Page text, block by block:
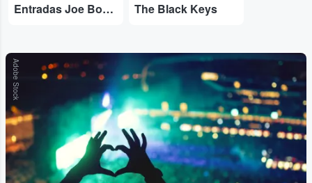
Entradas Joe Bonamassa The Black Keys
Adobe Stock